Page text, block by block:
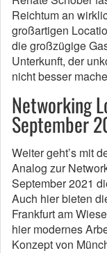
Reichtum an
großartigen
die großzügige
Unterkunft, der
nicht besser
Networking
September
Weiter geht’s mit
Analog zur
September 2021
Auch hier bieten
Frankfurt am
hier modernes
Konzept von